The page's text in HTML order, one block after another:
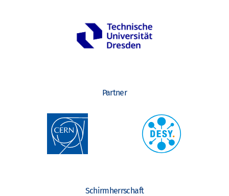
Partner
Schirmherrschaft